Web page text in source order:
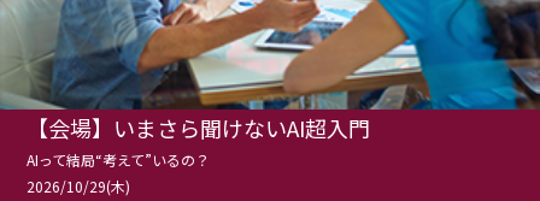
【会場】いまさら聞けないAI超入門
AIって結局“考えて”いるの？
2026/10/29(木)